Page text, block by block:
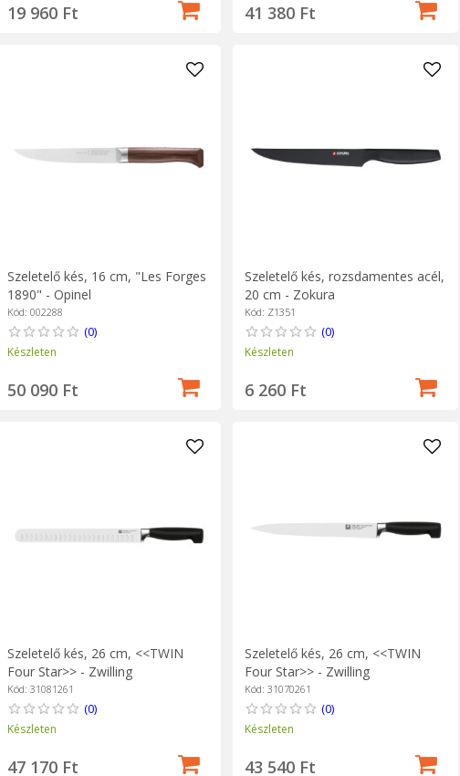
19 960 Ft 41 380 Ft
Szeletelő kés, 16 cm, "Les Forges
1890" - Opinel
Kód: 002288
(0)
Készleten
50 090 Ft
Szeletelő kés, rozsdamentes acél,
20 cm - Zokura
Kód: Z1351
(0)
Készleten
6 260 Ft
Szeletelő kés, 26 cm, <<TWIN
Four Star>> - Zwilling
Kód: 31081261
(0)
Készleten
47 170 Ft
Szeletelő kés, 26 cm, <<TWIN
Four Star>> - Zwilling
Kód: 31070261
(0)
Készleten
43 540 Ft